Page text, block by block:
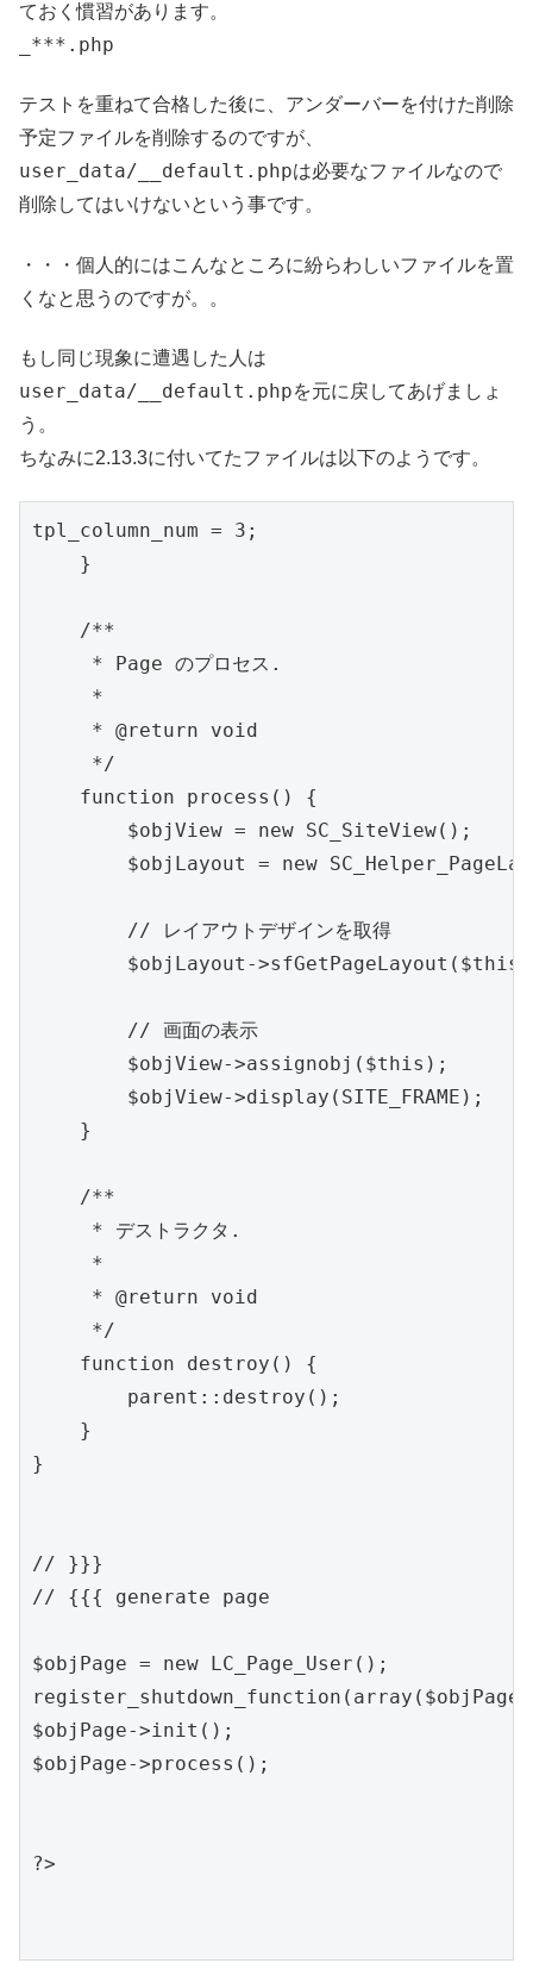
ておく慣習があります。
_***.php
テストを重ねて合格した後に、アンダーバーを付けた削除
予定ファイルを削除するのですが、
user_data/__default.phpは必要なファイルなので
削除してはいけないという事です。
・・・個人的にはこんなところに紛らわしいファイルを置
くなと思うのですが。。
もし同じ現象に遭遇した人は
user_data/__default.phpを元に戻してあげましょ
う。
ちなみに2.13.3に付いてたファイルは以下のようです。
tpl_column_num = 3;
    }
    /**
     * Page のプロセス.
     *
     * @return void
     */
    function process() {
        $objView = new SC_SiteView();
$objLayout = new
        // レイアウトデザインを取得
$objLayout-
        // 画面の表示
        $objView->assignobj($this);
        $objView->display(SITE_FRAME);
    }
    /**
     * デストラクタ.
     *
     * @return void
     */
    function destroy() {
        parent::destroy();
    }
}
// }}}
// {{{ generate page
$objPage = new LC_Page_User();
$objPage->init();
$objPage->process();
?>